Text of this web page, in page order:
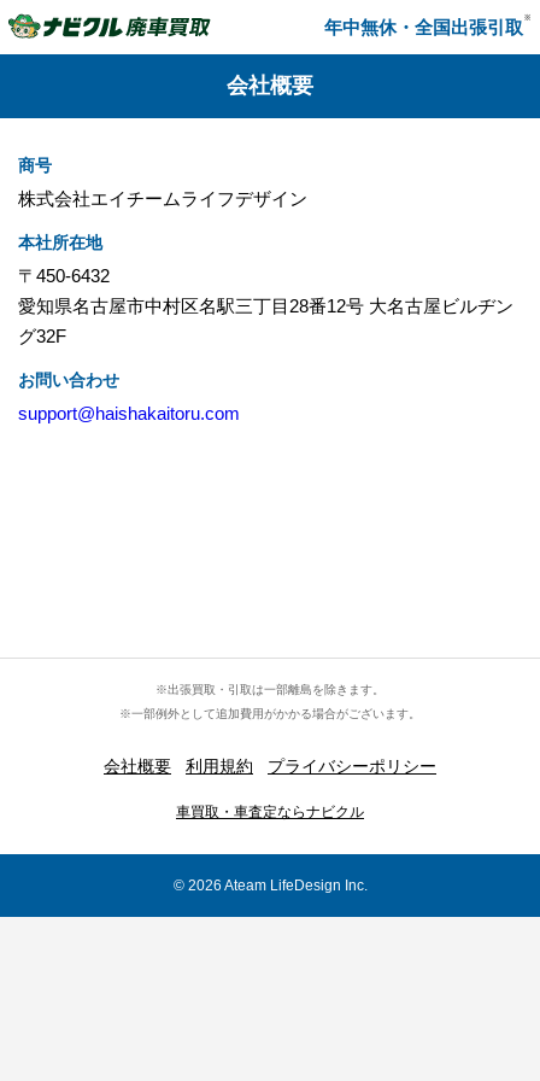
年中無休・全国出張引取 ※
会社概要
商号
株式会社エイチームライフデザイン
本社所在地
〒450-6432
愛知県名古屋市中村区名駅三丁目28番12号 大名古屋ビルヂン
グ32F
お問い合わせ
support@haishakaitoru.com
※出張買取・引取は一部離島を除きます。
※一部例外として追加費用がかかる場合がございます。
会社概要 利用規約 プライバシーポリシー
車買取・車査定ならナビクル
© 2026 Ateam LifeDesign Inc.